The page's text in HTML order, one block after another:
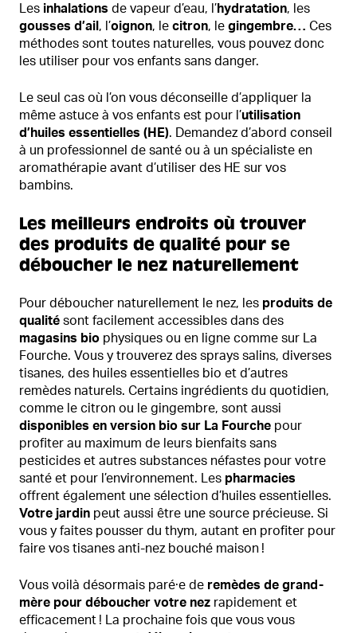
Les inhalations de vapeur d’eau, l’hydratation, les
gousses d’ail , l’oignon, lecitron, legingembre… Ces
méthodes sont toutes naturelles, vous pouvez donc
les utiliser pour vos enfants sans danger.
Le seul cas où l’on vous déconseille d’appliquer la
même astuce à vos enfants est pour l’utilisation
d’huiles essentielles (HE). Demandez d’abord conseil
à un professionnel de santé ou à un spécialiste en
aromathérapie avant d’utiliser des HE sur vos
bambins.
Les meilleurs endroits où trouver
des produits de qualité pour se
déboucher le nez naturellement
Pour déboucher naturellement le nez, les produits de
qualité sont facilement accessibles dans des
magasins bio physiques ou en ligne comme sur La
Fourche. Vous y trouverez des sprays salins, diverses
tisanes, des huiles essentielles bio et d’autres
remèdes naturels. Certains ingrédients du quotidien,
comme le citron ou le gingembre, sont aussi
disponibles en version bio sur La Fourche pour
profiter au maximum de leurs bienfaits sans
pesticides et autres substances néfastes pour votre
santé et pour l’environnement. Les pharmacies
offrent également une sélection d’huiles essentielles.
Votre jardin peut aussi être une source précieuse. Si
vous y faites pousser du thym, autant en profiter pour
faire vos tisanes anti-nez bouché maison !
Vous voilà désormais paré·e de remèdes de grand-
mère pour déboucher votre nez rapidement et
efficacement ! La prochaine fois que vous vous